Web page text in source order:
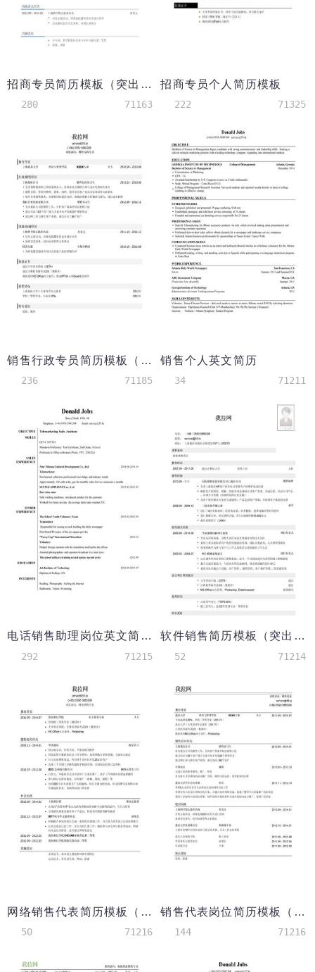
招商专员简历模板（突出技能证书）
280 71163
招商专员个人简历模板
222 71325
销售行政专员简历模板（应届生初级岗位）
236 71185
销售个人英文简历
34 71211
电话销售助理岗位英文简历模板（应届生初级岗位）
292 71215
软件销售简历模板（突出实习经历）
52 71214
网络销售代表简历模板（突出校园经历）
50 71216
销售代表岗位简历模板（突出校园经历）
144 71216